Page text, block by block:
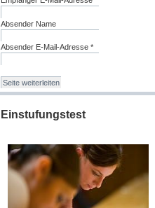
Absender Name
Absender E-Mail-Adresse *
Einstufungstest